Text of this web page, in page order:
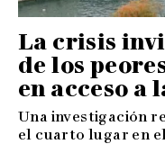
La crisis
de los
en acceso a
Una investigación
el cuarto lugar en